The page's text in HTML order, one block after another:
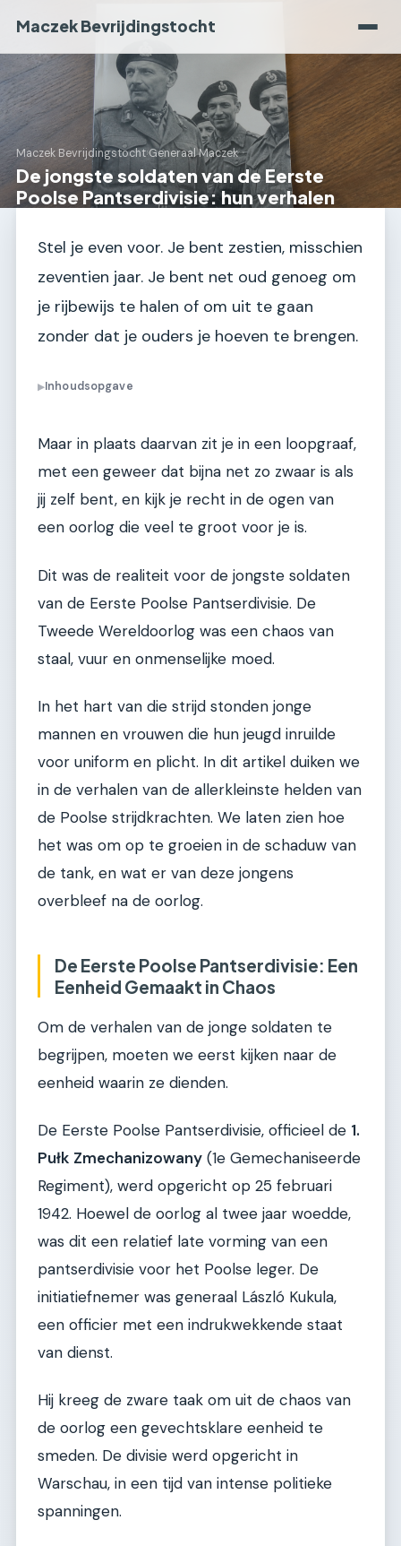
Maczek Bevrijdingstocht
Maczek Bevrijdingstocht›Generaal Maczek
De jongste soldaten van de Eerste
Poolse Pantserdivisie: hun verhalen
Stel je even voor. Je bent zestien, misschien
zeventien jaar. Je bent net oud genoeg om
je rijbewijs te halen of om uit te gaan
zonder dat je ouders je hoeven te brengen.
▶Inhoudsopgave
Maar in plaats daarvan zit je in een loopgraaf,
met een geweer dat bijna net zo zwaar is als
jij zelf bent, en kijk je recht in de ogen van
een oorlog die veel te groot voor je is.
Dit was de realiteit voor de jongste soldaten
van de Eerste Poolse Pantserdivisie. De
Tweede Wereldoorlog was een chaos van
staal, vuur en onmenselijke moed.
In het hart van die strijd stonden jonge
mannen en vrouwen die hun jeugd inruilde
voor uniform en plicht. In dit artikel duiken we
in de verhalen van de allerkleinste helden van
de Poolse strijdkrachten. We laten zien hoe
het was om op te groeien in de schaduw van
de tank, en wat er van deze jongens
overbleef na de oorlog.
De Eerste Poolse Pantserdivisie: Een
Eenheid Gemaakt in Chaos
Om de verhalen van de jonge soldaten te
begrijpen, moeten we eerst kijken naar de
eenheid waarin ze dienden.
De Eerste Poolse Pantserdivisie, officieel de 1.
Pułk Zmechanizowany (1e Gemechaniseerde
Regiment), werd opgericht op 25 februari
1942. Hoewel de oorlog al twee jaar woedde,
was dit een relatief late vorming van een
pantserdivisie voor het Poolse leger. De
initiatiefnemer was generaal László Kukula,
een officier met een indrukwekkende staat
van dienst.
Hij kreeg de zware taak om uit de chaos van
de oorlog een gevechtsklare eenheid te
smeden. De divisie werd opgericht in
Warschau, in een tijd van intense politieke
spanningen.